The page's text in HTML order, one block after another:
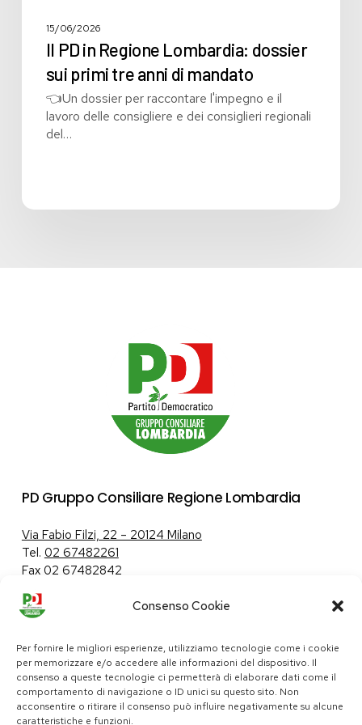
Consenso Cookie
Per fornire le migliori esperienze, utilizziamo tecnologie come i cookie
per memorizzare e/o accedere alle informazioni del dispositivo. Il
consenso a queste tecnologie ci permetterà di elaborare dati come il
comportamento di navigazione o ID unici su questo sito. Non
acconsentire o ritirare il consenso può influire negativamente su alcune
caratteristiche e funzioni.
15/06/2026
Il PD in Regione Lombardia: dossier
sui primi tre anni di mandato
👈Un dossier per raccontare l'impegno e il
lavoro delle consigliere e dei consiglieri regionali
del…
PD Gruppo Consiliare Regione Lombardia
Via Fabio Filzi, 22 – 20124 Milano
Tel. 02 67482261
Fax 02 67482842
Tutela dei dati personali|Politica sui cookie
pd@consiglio.regione.lombardia.it
ufficiostampa.pd@consiglio.regione.lombardia.it